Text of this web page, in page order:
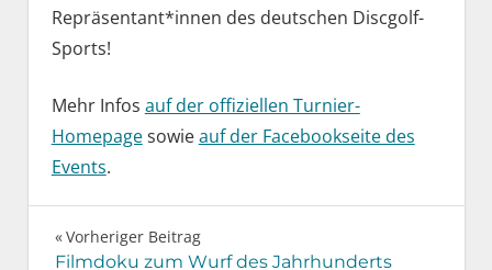
Repräsentant*innen des deutschen Discgolf-
Sports!
Mehr Infos auf der offiziellen Turnier-
Homepagesowieauf der Facebookseite des
Events.
Beitragsnavigation
Vorheriger Beitrag
Filmdoku zum Wurf des Jahrhunderts